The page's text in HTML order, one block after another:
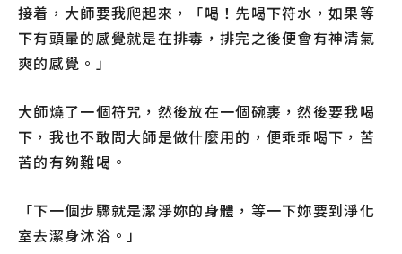
接着，大師要我爬起來，「喝！先喝下符水，如果等
下有頭暈的感覺就是在排毒，排完之後便會有神清氣
爽的感覺。」
大師燒了一個符咒，然後放在一個碗裹，然後要我喝
下，我也不敢問大師是做什麼用的，便乖乖喝下，苦
苦的有夠難喝。
「下一個步驟就是潔淨妳的身體，等一下妳要到淨化
室去潔身沐浴。」